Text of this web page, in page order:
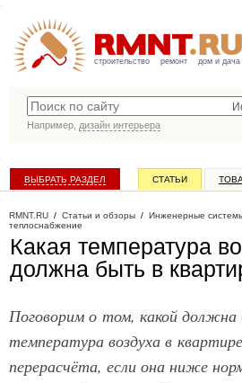
строительство ремонт дом и дача
Например, дизайн интерьера
ВЫБРАТЬ РАЗДЕЛ СТАТЬИ
RMNT.RU / Статьи и обзоры / Инженерные
теплоснабжение
Какая температура
должна быть в
Поговорим о том, какой
температура воздуха в
перерасчёта, если она ниже